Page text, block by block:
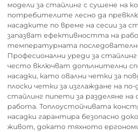
модели за стайлинг с сушене на
потребителите лесно да
насадките по време на сесии за
запазват ефективността на
температурната
Професионални уреди за
често включват допълнителни
насадки, като овални четки за
плоски четки за изглаждане на по-
стайлинг пипети за разделяне на
работа. Топлоустойчивата
насадки гарантира безопасно
живот, докато тяхното